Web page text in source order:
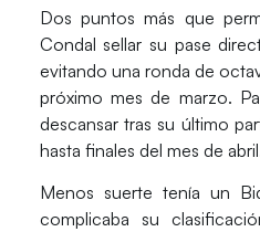
Dos puntos más que
Condal sellar su pase
evitando una ronda de
próximo mes de marzo.
descansar tras su último
hasta finales del mes de
Menos suerte tenía un
complicaba su